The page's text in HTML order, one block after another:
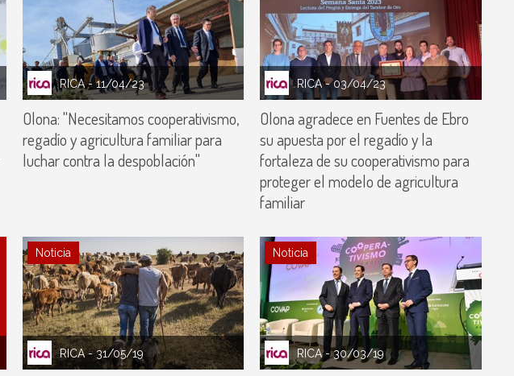
RICA - 11/04/23
Olona: "Necesitamos cooperativismo,
regadío y agricultura familiar para
luchar contra la despoblación"
RICA - 03/04/23
Olona agradece en Fuentes de Ebro
su apuesta por el regadío y la
fortaleza de su cooperativismo para
proteger el modelo de agricultura
familiar
RICA - 31/05/19
Noticia
RICA - 30/03/19
Noticia